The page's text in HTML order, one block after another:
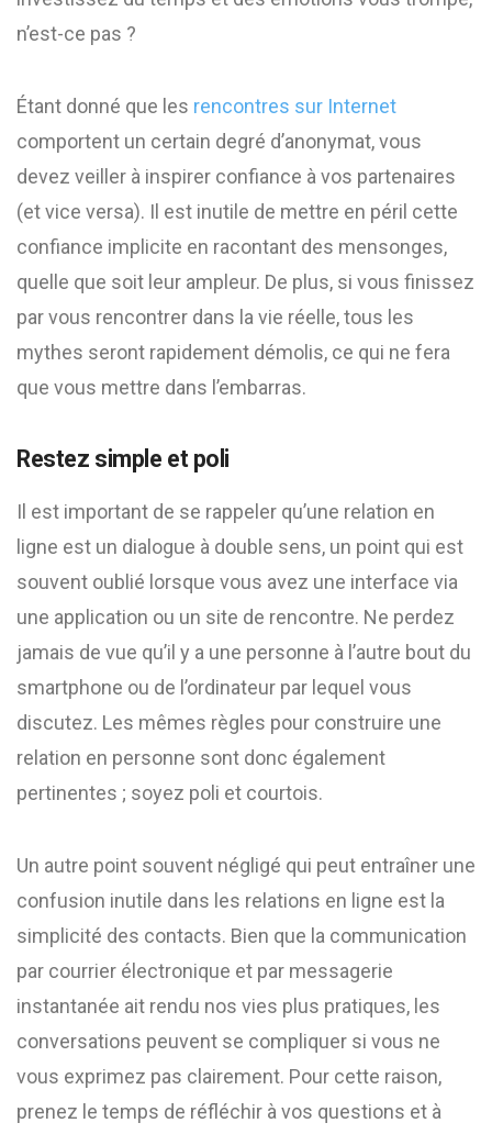
n’est-ce pas ?
Étant donné que les rencontres sur Internet
comportent un certain degré d’anonymat, vous
devez veiller à inspirer confiance à vos partenaires
(et vice versa). Il est inutile de mettre en péril cette
confiance implicite en racontant des mensonges,
quelle que soit leur ampleur. De plus, si vous finissez
par vous rencontrer dans la vie réelle, tous les
mythes seront rapidement démolis, ce qui ne fera
que vous mettre dans l’embarras.
Restez simple et poli
Il est important de se rappeler qu’une relation en
ligne est un dialogue à double sens, un point qui est
souvent oublié lorsque vous avez une interface via
une application ou un site de rencontre. Ne perdez
jamais de vue qu’il y a une personne à l’autre bout du
smartphone ou de l’ordinateur par lequel vous
discutez. Les mêmes règles pour construire une
relation en personne sont donc également
pertinentes ; soyez poli et courtois.
Un autre point souvent négligé qui peut entraîner une
confusion inutile dans les relations en ligne est la
simplicité des contacts. Bien que la communication
par courrier électronique et par messagerie
instantanée ait rendu nos vies plus pratiques, les
conversations peuvent se compliquer si vous ne
vous exprimez pas clairement. Pour cette raison,
prenez le temps de réfléchir à vos questions et à